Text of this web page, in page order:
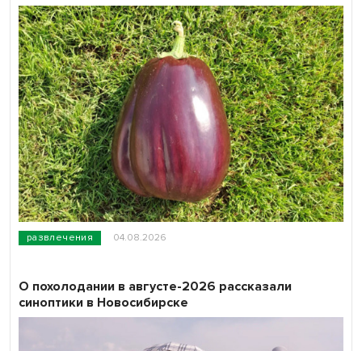
развлечения 04.08.2026
О похолодании в августе-2026 рассказали
синоптики в Новосибирске